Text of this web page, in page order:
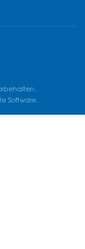
Software.